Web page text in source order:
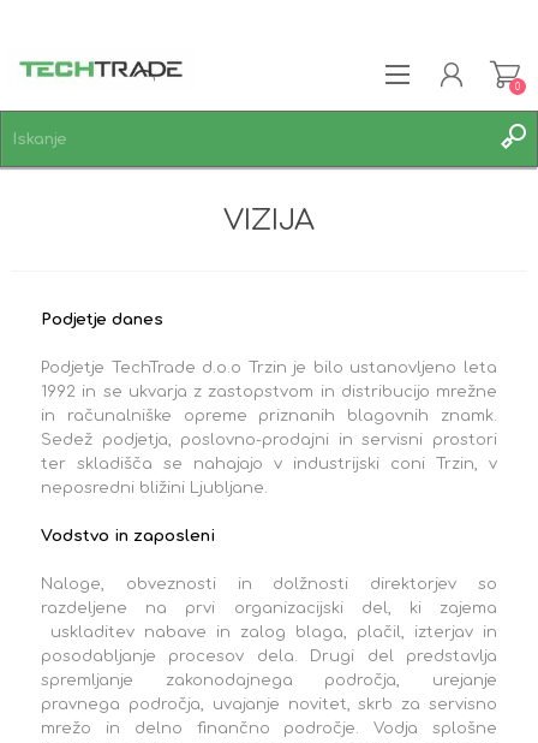
0
VIZIJA
Podjetje danes
Podjetje TechTrade d.o.o Trzin je bilo ustanovljeno leta
1992 in se ukvarja z zastopstvom in distribucijo mrežne
in računalniške opreme priznanih blagovnih znamk.
Sedež podjetja, poslovno-prodajni in servisni prostori
ter skladišča se nahajajo v industrijski coni Trzin, v
neposredni bližini Ljubljane.
Vodstvo in zaposleni
Naloge, obveznosti in dolžnosti direktorjev so
razdeljene na prvi organizacijski del, ki zajema
uskladitev nabave in zalog blaga, plačil, izterjav in
posodabljanje procesov dela. Drugi del predstavlja
spremljanje zakonodajnega področja, urejanje
pravnega področja, uvajanje novitet, skrb za servisno
mrežo in delno finančno področje. Vodja splošne